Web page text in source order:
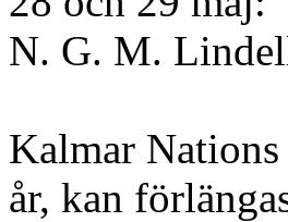
N. G. M.
Kalmar
år, kan